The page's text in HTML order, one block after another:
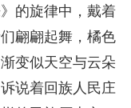
的旋律中，戴着
翩翩起舞，橘色
变似天空与云朵
说着回族人民庄